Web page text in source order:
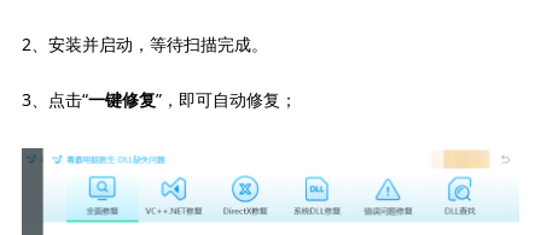
2、安装并启动，等待扫描完成。
3、点击“一键修复”，即可自动修复；